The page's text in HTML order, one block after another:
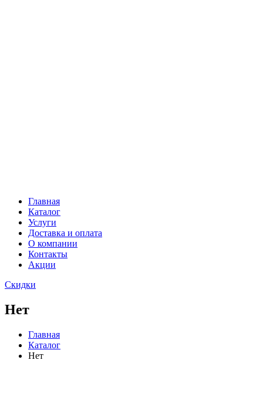
Главная
Каталог
Услуги
Доставка и оплата
О компании
Контакты
Акции
Скидки
Нет
Главная
Каталог
Нет